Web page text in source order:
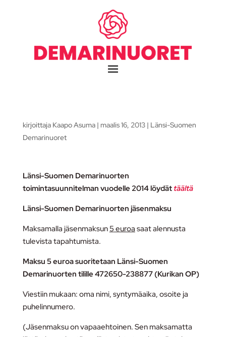
kirjoittaja Kaapo Asuma| maalis 16, 2013| Länsi-Suomen
Demarinuoret
Länsi-Suomen Demarinuorten
toimintasuunnitelman vuodelle 2014 löydättäältä
Länsi-Suomen Demarinuorten jäsenmaksu
Maksamalla jäsenmaksun 5 euroa saat alennusta
tulevista tapahtumista.
Maksu 5 euroa suoritetaan Länsi-Suomen
Demarinuorten tilille 472650-238877 (Kurikan OP)
Viestiin mukaan: oma nimi, syntymäaika, osoite ja
puhelinnumero.
(Jäsenmaksu on vapaaehtoinen. Sen maksamatta